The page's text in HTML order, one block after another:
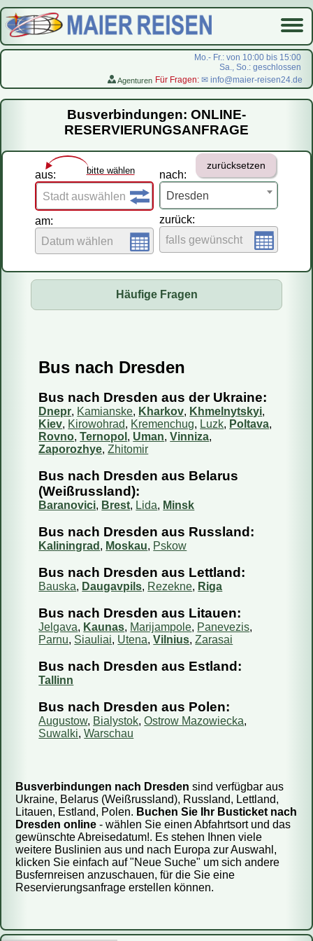
Mo.- Fr.: von 10:00 bis 15:00
Sa., So.: geschlossen
Agenturen Für Fragen: ✉ info@maier-reisen24.de
Startseite
Busverbindungen
Flugreisen
LastMinute-Pauschal
На русском
Busverbindungen: ONLINE-
RESERVIERUNGSANFRAGE
aus: bitte wählen
Stadt auswählen
am:
Datum wählen
nach:
Dresden
zurücksetzen
zurück:
falls gewünscht
Häufige Fragen
Fahren Reisebusse oder Mini-Busse?
Wie kaufe ich ein Ticket?
Wie kann ich mein Ticket bezahlen?
Kann ich das Reisedatum ändern?
Wie storniere ich meine Reservierung?
Sind die Informationen auf Ihrer Webseite aktuell?
Wie viel Gepäck darf ich mitnehmen?
Kann ich einen bestimmten Sitzplatz reservieren?
Kann ich mit dem Bus ein Päckchen mitschicken?
Bus nach Dresden
Bus nach Dresden aus der Ukraine:
Dnepr, Kamianske, Kharkov, Khmelnytskyi,
Kiev, Kirowohrad, Kremenchug, Luzk, Poltava,
Rovno,Ternopol , Uman,Vinniza,
Zaporozhye,Zhitomir
Bus nach Dresden aus Belarus
(Weißrussland):
Baranovici, Brest, Lida, Minsk
Bus nach Dresden aus Russland:
Kaliningrad , Moskau, Pskow
Bus nach Dresden aus Lettland:
Bauska, Daugavpils, Rezekne, Riga
Bus nach Dresden aus Litauen:
Jelgava, Kaunas, Marijampole, Panevezis,
Parnu, Siauliai, Utena,Vilnius,Zarasai
Bus nach Dresden aus Estland:
Tallinn
Bus nach Dresden aus Polen:
Augustow, Bialystok,Ostrow Mazowiecka,
Suwalki,Warschau
Busverbindungen nach Dresden sind verfügbar aus
Ukraine, Belarus (Weißrussland), Russland, Lettland,
Litauen, Estland, Polen. Buchen Sie Ihr Busticket nach
Dresden online - wählen Sie einen Abfahrtsort und das
gewünschte Abreisedatum!. Es stehen Ihnen viele
weitere Buslinien aus und nach Europa zur Auswahl,
klicken Sie einfach auf "Neue Suche" um sich andere
Busfernreisen anzuschauen, für die Sie eine
Reservierungsanfrage erstellen können.